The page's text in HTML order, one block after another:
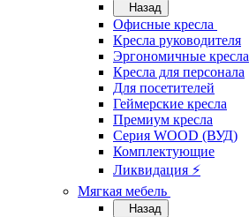
Назад
Офисные кресла
Кресла руководителя
Эргономичные кресла
Кресла для персонала
Для посетителей
Геймерские кресла
Премиум кресла
Серия WOOD (ВУД)
Комплектующие
Ликвидация ⚡
Мягкая мебель
Назад